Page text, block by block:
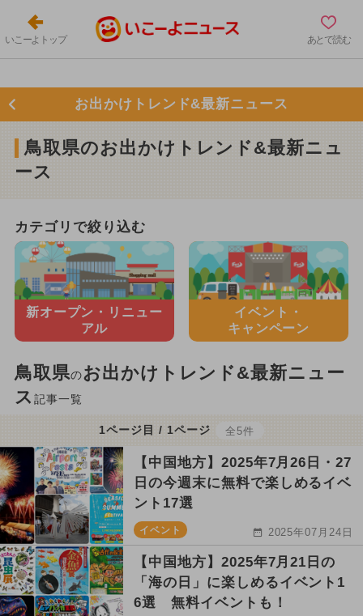
いこーよトップ あとで読む
お出かけトレンド&最新ニュース
鳥取県のお出かけトレンド&最新ニュ
ース
カテゴリで絞り込む
新オープン・ リニュー
アル
イベント・
キャンペーン
鳥取県のお出かけトレンド&最新ニュー
ス 記事一覧
1ページ目 / 1ページ 全5件
【中国地方】2025年7月26日・27
日の今週末に無料で楽しめるイベ
ント17選
イベント 2025年07月24日
【中国地方】2025年7月21日の
「海の日」に楽しめるイベント1
6選 無料イベントも！